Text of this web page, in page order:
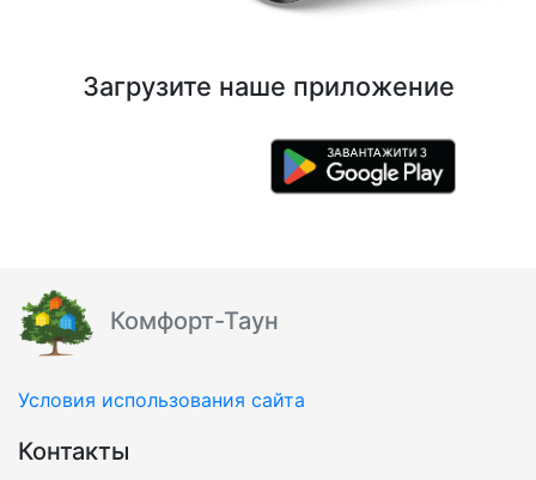
Загрузите наше приложение
Комфорт-Таун
Условия использования сайта
Контакты